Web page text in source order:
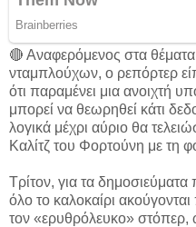
🔴 Αναφερόμενος στα θέματα
νταμπλούχων, ο ρεπόρτερ
ότι παραμένει μια ανοιχτή
μπορεί να θεωρηθεί κάτι
λογικά μέχρι αύριο θα
Καλίτζ του Φορτούνη με τη
Τρίτον, για τα δημοσιεύματα
όλο το καλοκαίρι ακούγονται
τον «ερυθρόλευκο» στόπερ,